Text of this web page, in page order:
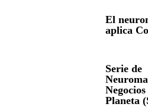
El
aplica
Serie de
Planeta